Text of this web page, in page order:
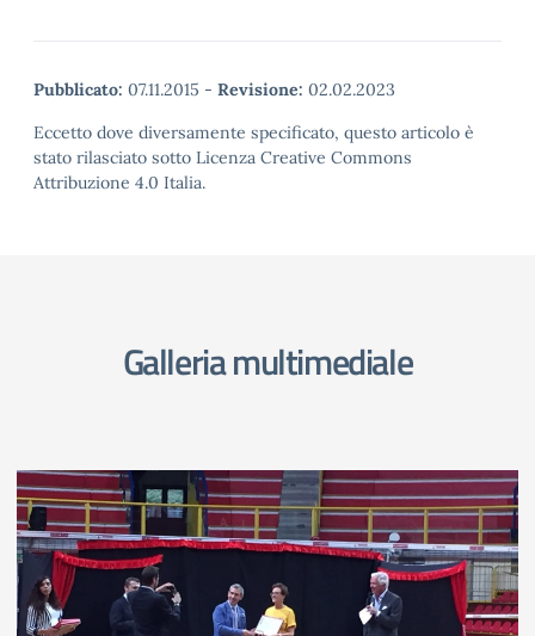
Pubblicato: 07.11.2015 - Revisione: 02.02.2023
Eccetto dove diversamente specificato, questo articolo è
stato rilasciato sotto Licenza Creative Commons
Attribuzione 4.0 Italia.
Galleria multimediale